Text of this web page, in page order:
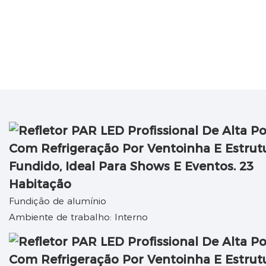
Habitação
Fundição de alumínio
Ambiente de trabalho: Interno